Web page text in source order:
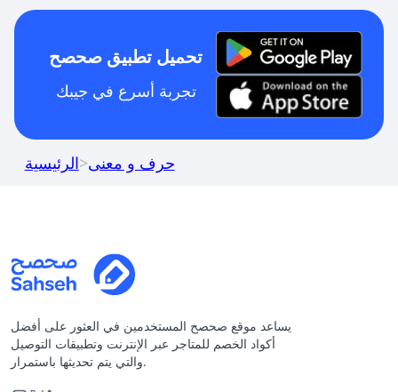
تحميل تطبيق صحصح
تجربة أسرع في جيبك
الرئيسية>حرف و معنى
يساعد موقع صحصح المستخدمين في العثور على أفضل
أكواد الخصم للمتاجر عبر الإنترنت وتطبيقات التوصيل
والتي يتم تحديثها باستمرار.